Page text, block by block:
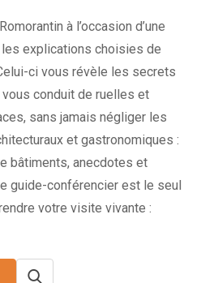
à l’occasion d’une
explications choisies de
ci vous révèle les secrets
conduit de ruelles et
sans jamais négliger les
et gastronomiques :
bâtiments, anecdotes et
guide-conférencier est le seul
votre visite vivante :